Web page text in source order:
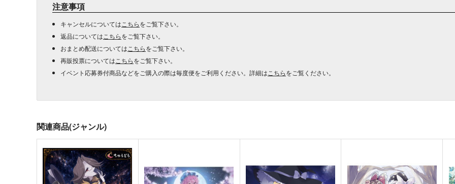
注意事項
キャンセルについては こちらをご覧下さい。
返品については こちらをご覧下さい。
おまとめ配送については こちらをご覧下さい。
再販投票については こちらをご覧下さい。
イベント応募券付商品などをご購入の際は毎度便をご利用ください。詳細は こちらをご覧ください。
関連商品(ジャンル)